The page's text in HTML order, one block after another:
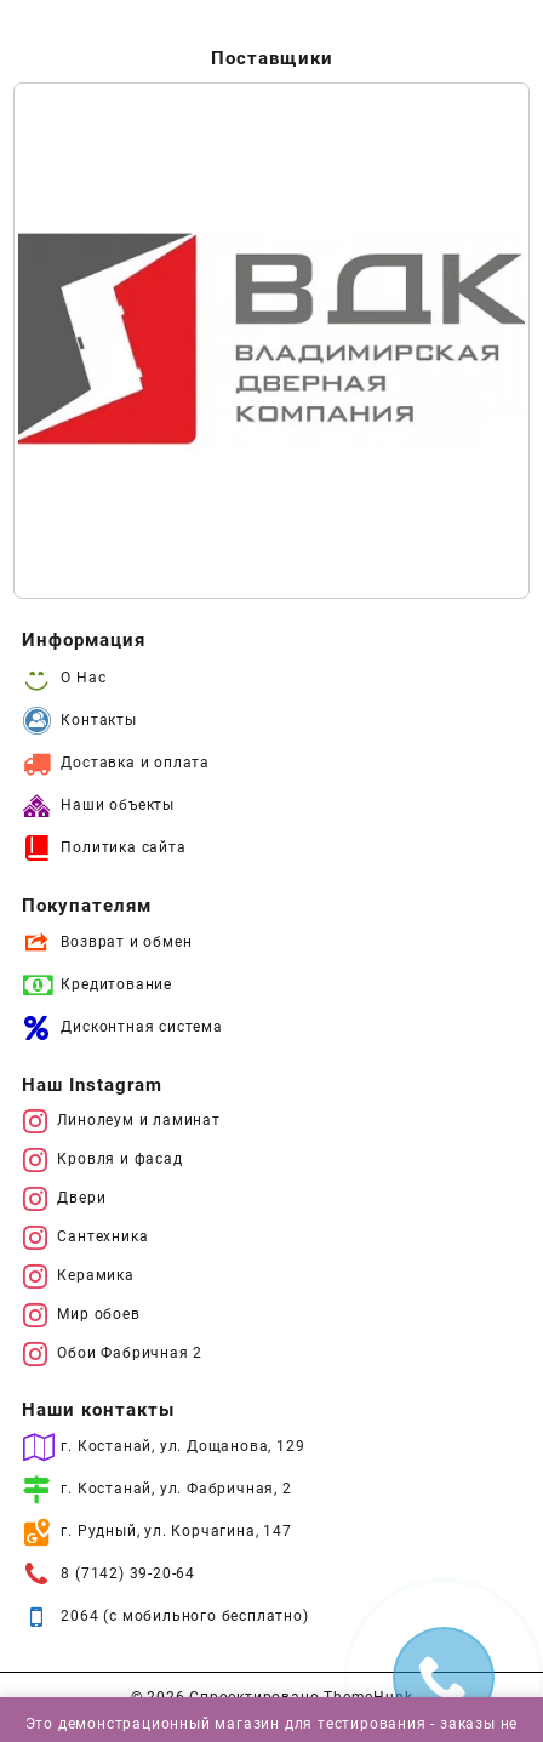
Поставщики
Информация
О Нас
Контакты
Доставка и оплата
Наши объекты
Политика сайта
Покупателям
Возврат и обмен
Кредитование
Дисконтная система
Наш Instagram
Линолеум и ламинат
Кровля и фасад
Двери
Сантехника
Керамика
Мир обоев
Обои Фабричная 2
Наши контакты
г. Костанай, ул. Дощанова, 129
г. Костанай, ул. Фабричная, 2
г. Рудный, ул. Корчагина, 147
8 (7142) 39-20-64
2064 (с мобильного бесплатно)
© 2026Спроектировано ThemeHunk
Это демонстрационный магазин для тестирования - заказы не